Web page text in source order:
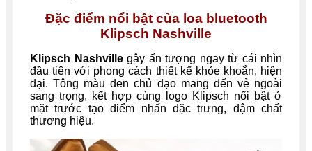
Đặc điểm nổi bật của loa bluetooth
Klipsch Nashville
Klipsch Nashvillegây ấn tượng ngay từ cái nhìn
đầu tiên với phong cách thiết kế khỏe khoắn, hiện
đại. Tông màu đen chủ đạo mang đến vẻ ngoài
sang trọng, kết hợp cùng logo Klipsch nổi bật ở
mặt trước tạo điểm nhấn đặc trưng, đậm chất
thương hiệu.